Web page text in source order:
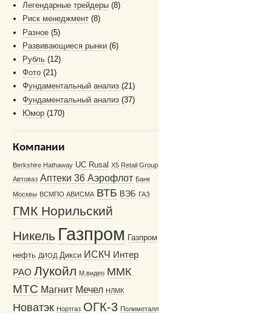
Легендарные трейдеры (8)
Риск менеджмент (8)
Разное (5)
Развивающиеся рынки (6)
Рубль (12)
Фото (21)
Фундаментальный анализ (21)
Фундаментальный анализ (37)
Юмор (170)
Компании
Berkshire Hathaway UC Rusal X5 Retail Group
Автоваз Аптеки 36 Аэрофлот Банк
Москвы ВСМПО АВИСМА ВТБ ВЭБ ГАЗ
ГМК Норильский
Никель Газпром Газпром
нефть ДИОД Дикси ИСКЧ Интер
РАО Лукойл М.видео ММК
МТС Магнит Мечел НЛМК
Новатэк Нортгаз ОГК-3 Полиметалл